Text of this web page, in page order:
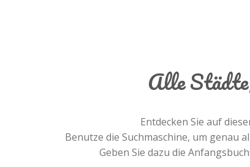
Alle
Entdecken Sie auf
Benutze die Suchmaschine, um genau
Geben Sie dazu die